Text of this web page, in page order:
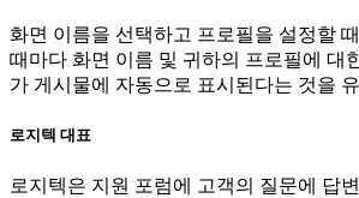
화면 이름을 선택하고 프로필을 설정할
때마다 화면 이름 및 귀하의 프로필에 대
가 게시물에 자동으로 표시된다는 것을
로지텍 대표
로지텍은 지원 포럼에 고객의 질문에 답